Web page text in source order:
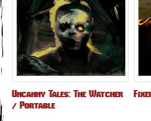
Uncanny Tales: The Watcher
/ Portable